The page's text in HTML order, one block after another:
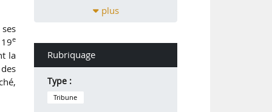
ses
e
la
plus
Rubriquage
Type :
Tribune